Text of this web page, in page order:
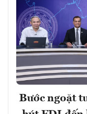
Bước ngoặt